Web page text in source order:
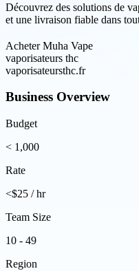
Découvrez des solutions de
et une livraison fiable dans
Acheter Muha Vape
vaporisateurs thc
vaporisateursthc.fr
Business Overview
Budget
< 1,000
Rate
<$25 / hr
Team Size
10 - 49
Region